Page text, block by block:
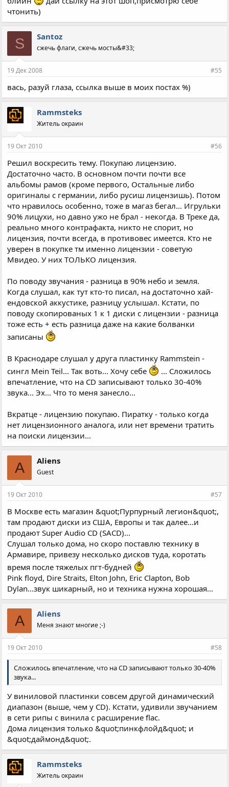
чтонить)
S Santoz
сжечь флаги, сжечь мосты&#33;
19 Дек 2008 #55
вась, разуй глаза, ссылка выше в моих постах %)
Rammsteks
Житель окраин
19 Окт 2010 #56
Решил воскресить тему. Покупаю лицензию.
Достаточно часто. В основном почти почти все
альбомы рамов (кроме первого, Остальные либо
оригиналы с германии, либо русиш лицензишь). Потом
что нравилось особенно, тоже в магаз бегал... Игрульки
90% лицухи, но давно ужо не брал - некогда. В Треке да,
реально много контрафакта, никто не спорит, но
лицензия, почти всегда, в противовес имеется. Кто не
уверен в покупке тм именно лицензии - советую
Мвидео. У них ТОЛЬКО лицензия.
По поводу звучания - разница в 90% небо и земля.
Когда слушал, как тут кто-то писал, на достаточно хай-
ендовской аккустике, разницу услышал. Кстати, по
поводу скопированых 1 к 1 диски с лицензии - разница
тоже есть + есть разница даже на какие болванки
записаны
В Краснодаре слушал у друга пластинку Rammstein -
сингл Mein Teil... Так воть... Хочу себе
... Сложилось
впечатление, что на CD записывают только 30-40%
звука... Эх... Что то меня занесло...
Вкратце - лицензию покупаю. Пиратку - только когда
нет лицензионного аналога, или нет времени тратить
на поиски лицензии...
A Aliens
Guest
19 Окт 2010 #57
В Москве есть магазин &quot;Пурпурный легион&quot;,
там продают диски из США, Европы и так далее...и
продают Super Audio CD (SACD)...
Слушал только дома, но скоро поставлю технику в
Армавире, привезу несколько дисков туда, коротать
время после тяжелых пгт-будней
Pink floyd, Dire Straits, Elton John, Eric Clapton, Bob
Dylan...звук шикарный, но и техника нужна хорошая...
A Aliens
Меня знают многие ;-)
19 Окт 2010 #58
Сложилось впечатление, что на CD записывают только 30-40%
звука...
У виниловой пластинки совсем другой динамический
диапазон (выше, чем у CD). Кстати, удивили звучанием
в сети рипы с винила с расширение flac.
Дома лицензия только &quot;пинкфлойд&quot; и
&quot;даймонд&quot;.
Rammsteks
Житель окраин